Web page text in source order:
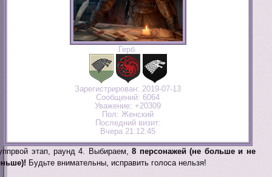
Герб:
Зарегистрирован: 2019-07-13
Сообщений: 6064
Уважение: +20309
Пол: Женский
Последний визит:
Вчера 21:12:45
этап, раунд 4. Выбираем,8 персонажей (не больше и не
Будьте внимательны, исправить голоса нельзя!